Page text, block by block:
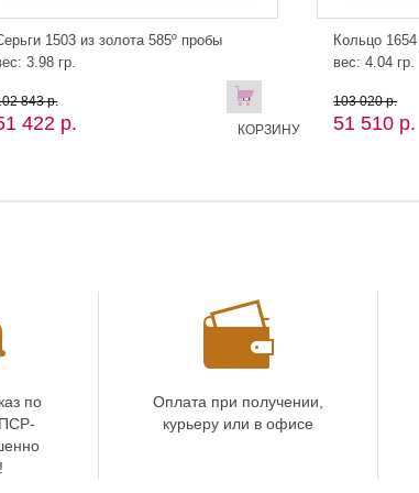
1503 из золота 585º пробы
3.98 гр.
843 р.
422 р.
В
КОРЗИНУ
Кольцо
вес: 4.04 гр.
103 020 р.
51 510 р.
по
Оплата при получении,
курьеру или в офисе